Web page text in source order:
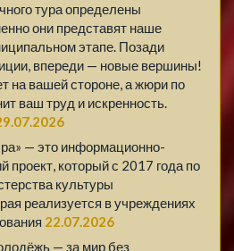
тура определены
они представят наше
этапе. Позади
впереди — новые вершины!
на вашей стороне, а жюри по
ваш труд и искренность.
— это информационно-
проект, который с 2017 года по
культуры
реализуется в учреждениях
22.07.2026
— за мир без